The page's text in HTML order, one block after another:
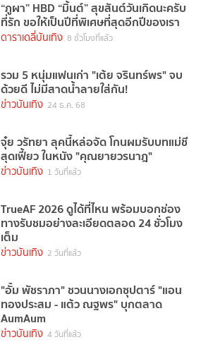
“ภูผา” HBD “มิ้นต์” สุขสันต์วันเกิดนะครับ
ที่รัก ขอให้เป็นปีที่พิเศษที่สุดอีกปีของเรา
ดาราเดลี่บันเทิง 8 ชั่วโมงที่แล้ว
รวม 5 หนุ่มแฟนเก่า "เต้ย จรินทร์พร" จบ
ด้วยดี ไม่มีสาดน้ำลายใส่กัน!
ข่าวบันเทิง 24 ธ.ค. 68
จุ๋ย วรัทยา ลุคนี้หล่อจัด โกนผมรับบทแม่ชี
สุดเฟี้ยว ในหนัง "คุณยายวรนาฎ"
ข่าวบันเทิง 1 วันที่แล้ว
TrueAF 2026 ดูได้ที่ไหน พร้อมบอกช่อง
ทางรับชมอย่างละเอียดตลอด 24 ชั่วโมง
เต็ม
ข่าวบันเทิง 2 วันที่แล้ว
"อั้ม พัชราภา" ชวนนางเอกซุปตาร์ "แอน
ทองประสม - แต้ว ณฐพร" บุกตลาด
AumAum
ข่าวบันเทิง 4 วันที่แล้ว